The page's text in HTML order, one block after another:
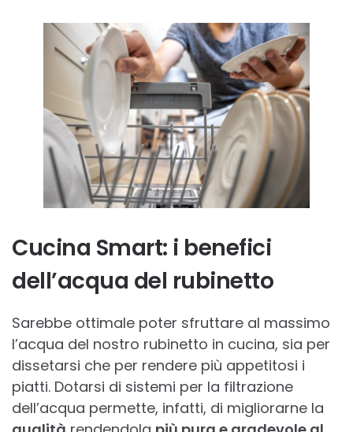
Cucina Smart: i benefici
dell’acqua del rubinetto
Sarebbe ottimale poter sfruttare al massimo
l’acqua del nostro rubinetto in cucina, sia per
dissetarsi che per rendere più appetitosi i
piatti. Dotarsi di sistemi per la filtrazione
dell’acqua permette, infatti, di migliorarne la